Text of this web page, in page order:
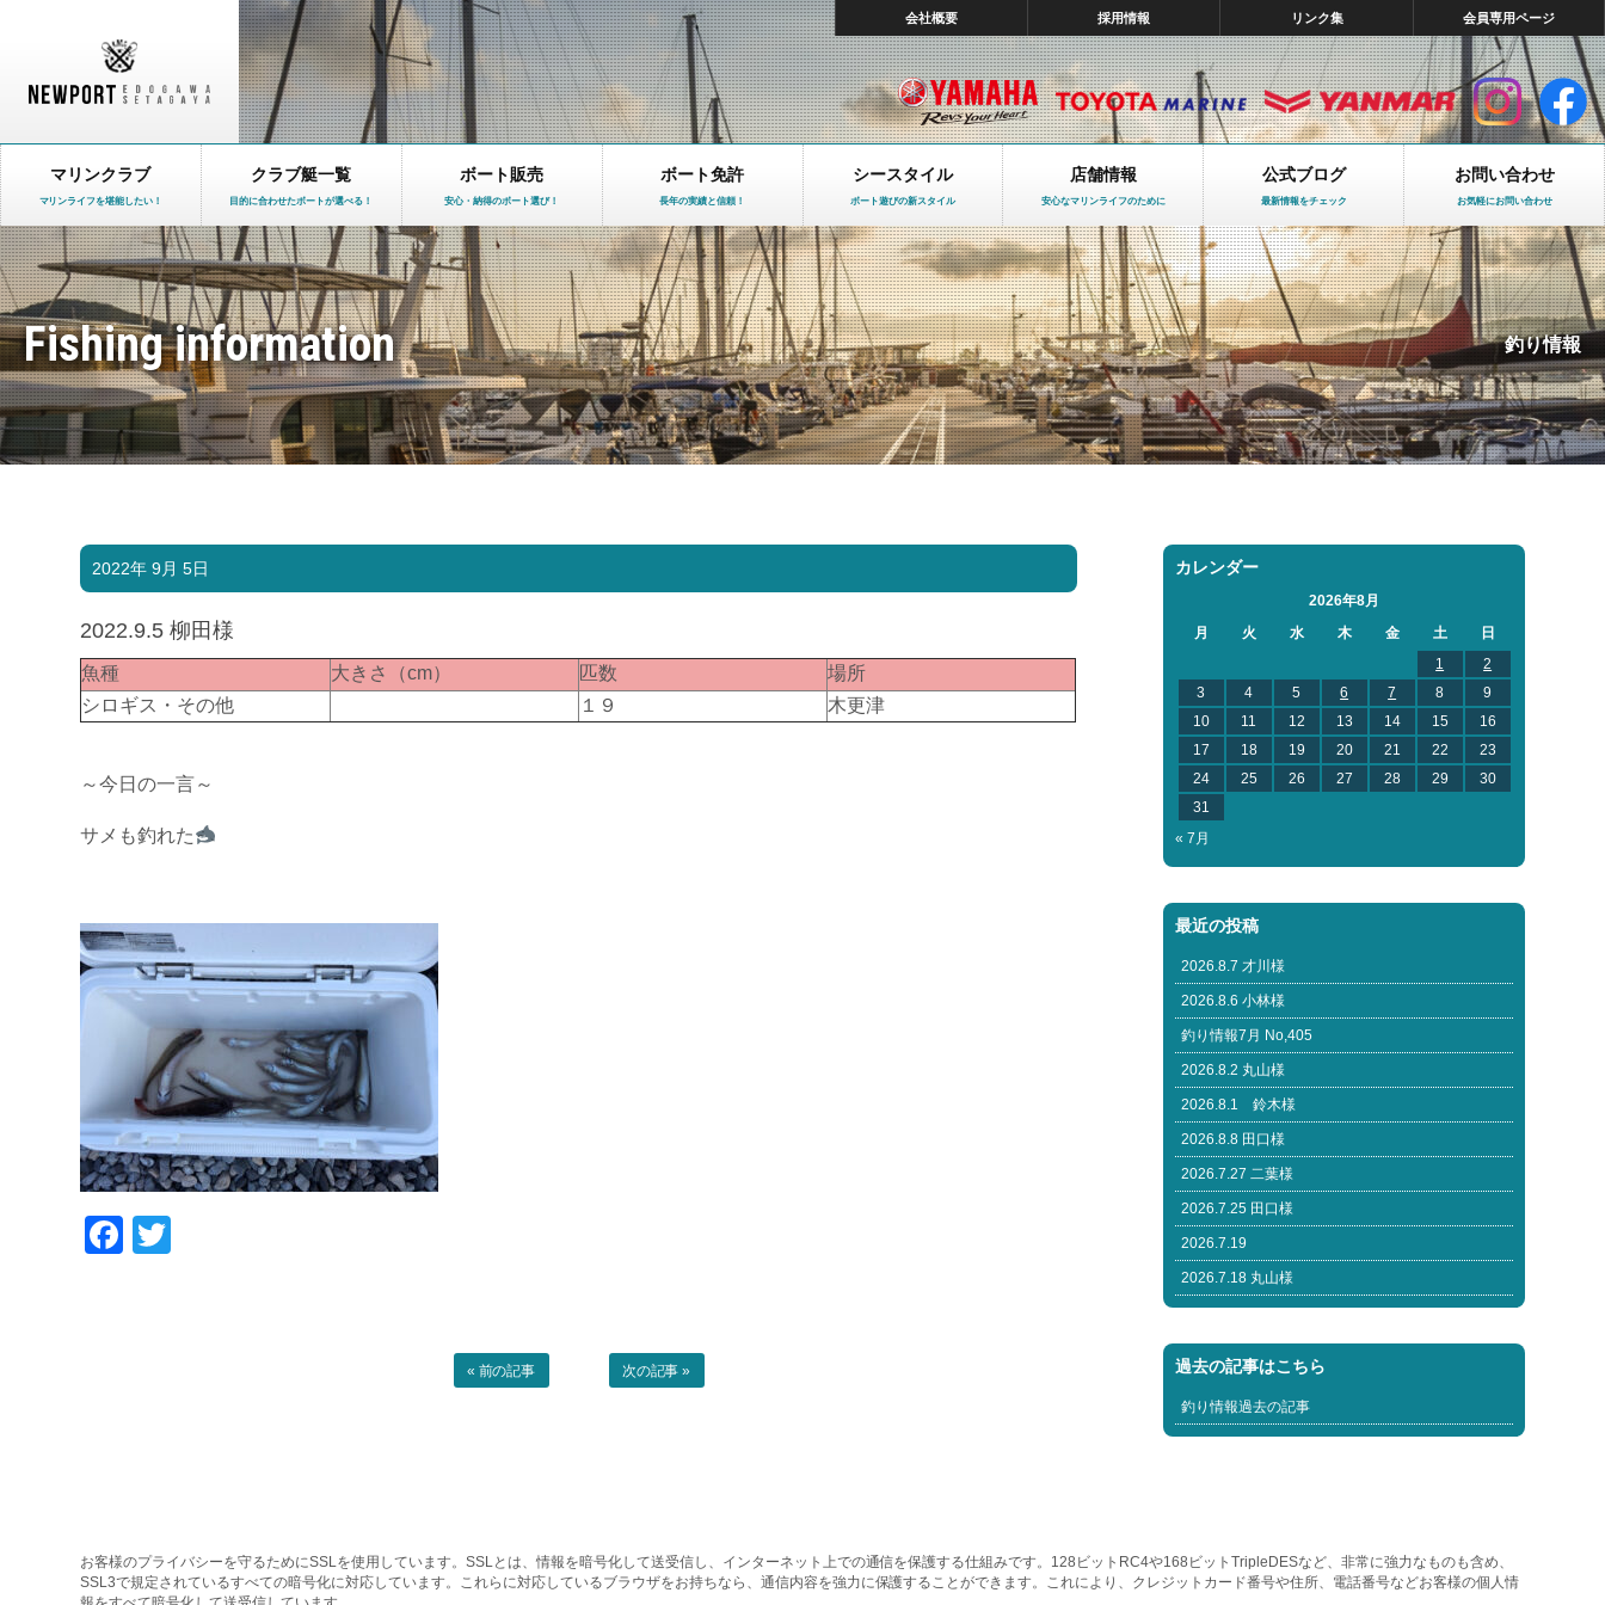
会社概要 採用情報 リンク集 会員専用ページ
マリンクラブ
マリンライフを堪能したい！
クラブ艇一覧
目的に合わせたボートが選べる！
ボート販売
安心・納得のボート選び！
ボート免許
長年の実績と信頼！
シースタイル
ボート遊びの新スタイル
店舗情報
安心なマリンライフのために
公式ブログ
最新情報をチェック
お問い合わせ
お気軽にお問い合わせ
Fishing information 釣り情報
2022年 9月 5日
2022.9.5 柳田様
魚種 大きさ（cm） 匹数
場所
シロギス・その他
１９ 木更津
～今日の一言～
サメも釣れた
Facebook
« 前の記事 次の記事 »
カレンダー
2026年8月
月
火 水 木 金 土
日
1
2
3
4 5 6 7 8
9
10
11 12 13 14 15
16
17
18 19 20 21 22
23
24
25 26 27 28 29
30
31
« 7月
最近の投稿
2026.8.7 才川様
2026.8.6 小林様
釣り情報7月 No,405
2026.8.2 丸山様
2026.8.1 鈴木様
2026.8.8 田口様
2026.7.27 二葉様
2026.7.25 田口様
2026.7.19
2026.7.18 丸山様
過去の記事はこちら
釣り情報過去の記事
お客様のプライバシーを守るためにSSLを使用しています。SSLとは、情報を暗号化して送受信し、インターネット上での通信を保護する仕組みです。128ビットRC4や168ビットTripleDESなど、非常に強力なものも含め、
SSL3で規定されているすべての暗号化に対応しています。これらに対応しているブラウザをお持ちなら、通信内容を強力に保護することができます。これにより、クレジットカード番号や住所、電話番号などお客様の個人情